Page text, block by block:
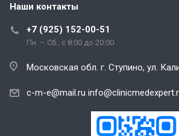
Наши контакты
+7 (925) 152-00-51
Пн. – Сб.: с 8:00 до 20:00
Московская обл. г. Ступино, ул.
c-m-e@mail.ru